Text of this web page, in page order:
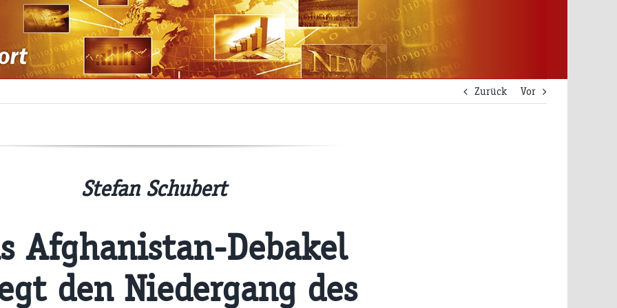
Zurück Vor
Stefan Schubert
Afghanistan-Debakel
den Niedergang des